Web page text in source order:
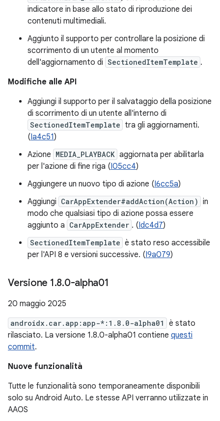
indicatore in base allo stato di riproduzione dei
contenuti multimediali.
Aggiunto il supporto per controllare la posizione di
scorrimento di un utente al momento
dell'aggiornamento di SectionedItemTemplate .
Modifiche alle API
Aggiungi il supporto per il salvataggio della posizione
di scorrimento di un utente all'interno di
SectionedItemTemplate tra gli aggiornamenti.
(Ia4c51)
Azione MEDIA_PLAYBACK aggiornata per abilitarla
per l'azione di fine riga (I05cc4)
Aggiungere un nuovo tipo di azione (I6cc5a)
Aggiungi CarAppExtender#addAction(Action) in
modo che qualsiasi tipo di azione possa essere
aggiunto a CarAppExtender . (Idc4d7)
SectionedItemTemplate è stato reso accessibile
per l'API 8 e versioni successive. (I9a079)
Versione 1.8.0-alpha01
20 maggio 2025
androidx.car.app:app-*:1.8.0-alpha01
è stato
rilasciato. La versione 1.8.0-alpha01 contiene questi
commit.
Nuove funzionalità
Tutte le funzionalità sono temporaneamente disponibili
solo su Android Auto. Le stesse API verranno utilizzate in
AAOS